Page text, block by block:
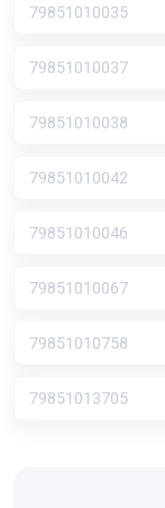
79851010035
79851010037
79851010038
79851010042
79851010046
79851010067
79851010758
79851013705